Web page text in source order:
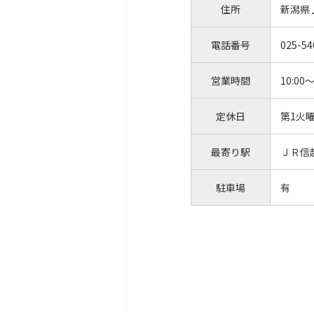
住所 新潟県
電話番号 025-
営業時間 10:00
定休日 第1火
最寄り駅 ＪＲ
駐車場 有